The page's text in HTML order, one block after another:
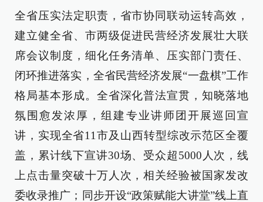
全省压实法定职责，省市协同联动运转高效，
建立健全省、市两级促进民营经济发展壮大联
席会议制度，细化任务清单、压实部门责任、
闭环推进落实，全省民营经济发展“一盘棋”工作
格局基本形成。全省深化普法宣贯，知晓落地
氛围愈发浓厚，组建专业讲师团开展巡回宣
讲，实现全省11市及山西转型综改示范区全覆
盖，累计线下宣讲30场、受众超5000人次，线
上点击量突破十万人次，相关经验被国家发改
委收录推广；同步开设“政策赋能大讲堂”线上直